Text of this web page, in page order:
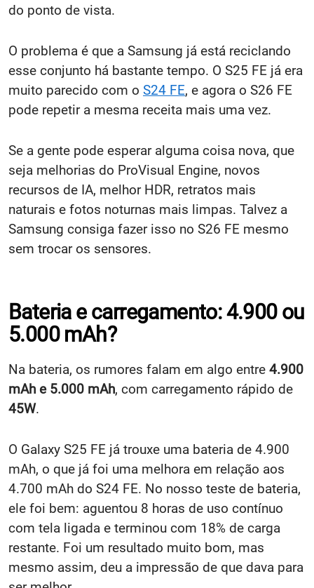
do ponto de vista.
O problema é que a Samsung já está reciclando
esse conjunto há bastante tempo. O S25 FE já era
muito parecido com o S24 FE, e agora o S26 FE
pode repetir a mesma receita mais uma vez.
Se a gente pode esperar alguma coisa nova, que
seja melhorias do ProVisual Engine, novos
recursos de IA, melhor HDR, retratos mais
naturais e fotos noturnas mais limpas. Talvez a
Samsung consiga fazer isso no S26 FE mesmo
sem trocar os sensores.
Bateria e carregamento: 4.900 ou
5.000 mAh?
Na bateria, os rumores falam em algo entre 4.900
mAh e 5.000 mAh, com carregamento rápido de
45W.
O Galaxy S25 FE já trouxe uma bateria de 4.900
mAh, o que já foi uma melhora em relação aos
4.700 mAh do S24 FE. No nosso teste de bateria,
ele foi bem: aguentou 8 horas de uso contínuo
com tela ligada e terminou com 18% de carga
restante. Foi um resultado muito bom, mas
mesmo assim, deu a impressão de que dava para